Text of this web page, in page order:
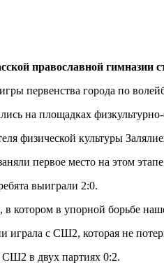
православной гимназии
первенства города по
на площадках
физической культуры
первое место на этом
выиграли 2:0.
в упорной борьбе
играла с СШ2, которая не
в двух партиях 0:2.